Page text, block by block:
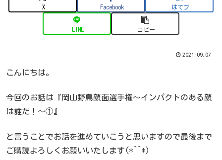
X Facebook はてブ
LINE コピー
2021.09.07
こんにちは。
今回のお話は『岡山野鳥顔面選手権～インパクトのある顔
は誰だ！～①』
と言うことでお話を進めていこうと思いますので最後まで
ご購読よろしくお願いいたします(*^^*)